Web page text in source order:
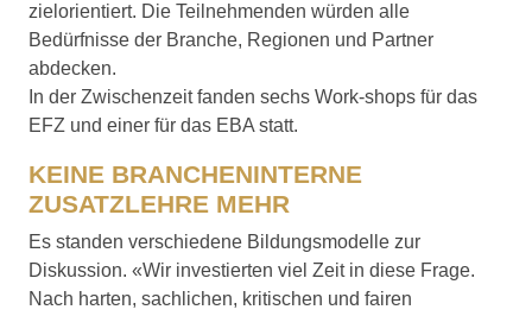
zielorientiert. Die Teilnehmenden würden alle
Bedürfnisse der Branche, Regionen und Partner
abdecken.
In der Zwischenzeit fanden sechs Work-shops für das
EFZ und einer für das EBA statt.
KEINE BRANCHENINTERNE
ZUSATZLEHRE MEHR
Es standen verschiedene Bildungsmodelle zur
Diskussion. «Wir investierten viel Zeit in diese Frage.
Nach harten, sachlichen, kritischen und fairen